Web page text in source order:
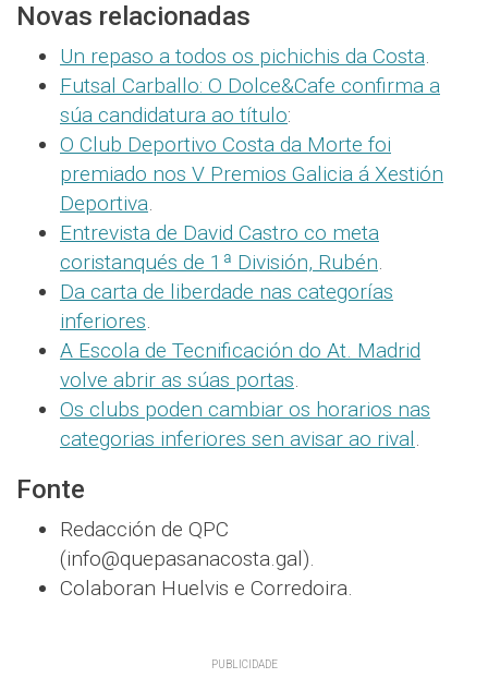
Novas relacionadas
Un repaso a todos os pichichis da Costa.
Futsal Carballo: O Dolce&Cafe confirma a
súa candidatura ao título:
O Club Deportivo Costa da Morte foi
premiado nos V Premios Galicia á Xestión
Deportiva.
Entrevista de David Castro co meta
coristanqués de 1ª División, Rubén.
Da carta de liberdade nas categorías
inferiores.
A Escola de Tecnificación do At. Madrid
volve abrir as súas portas.
Os clubs poden cambiar os horarios nas
categorias inferiores sen avisar ao rival.
Fonte
Redacción de QPC
(info@quepasanacosta.gal).
Colaboran Huelvis e Corredoira.